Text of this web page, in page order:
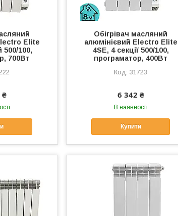
Elite
500/100,
700Вт
₴
Обігрівач масляний
алюмінієвий Electro Elite
4SE, 4 секції 500/100,
програматор, 400Вт
31723
6 342 ₴
В наявності
Купити